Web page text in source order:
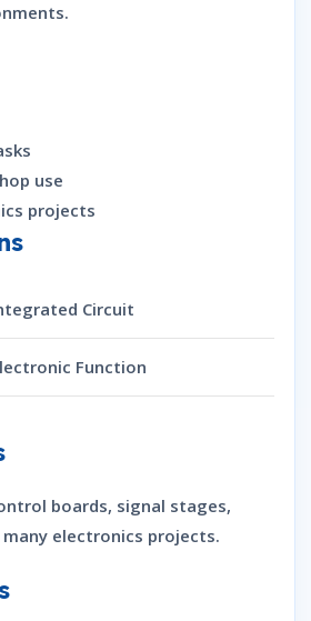
use
projects
Circuit
Function
boards, signal stages,
electronics projects.